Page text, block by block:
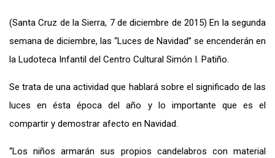
(Santa Cruz de la Sierra, 7 de diciembre de 2015) En la segunda
semana de diciembre, las “Luces de Navidad” se encenderán en
la Ludoteca Infantil del Centro Cultural Simón I. Patiño.
Se trata de una actividad que hablará sobre el significado de las
luces en ésta época del año y lo importante que es el
compartir y demostrar afecto en Navidad.
“Los niños armarán sus propios candelabros con material